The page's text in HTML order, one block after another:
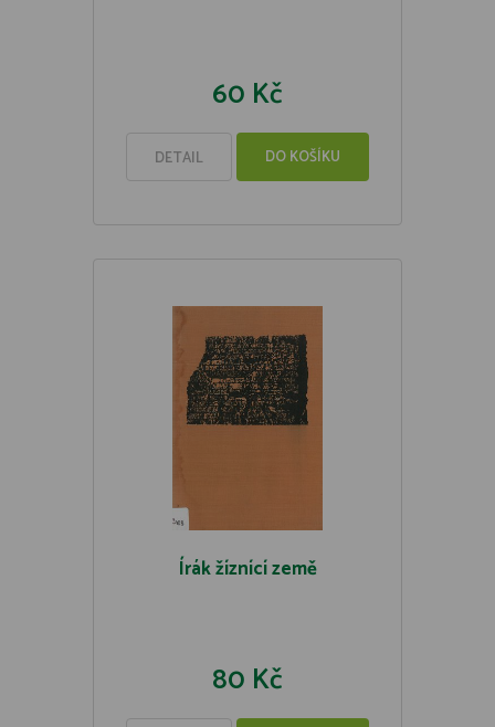
60 Kč
DETAIL DO KOŠÍKU
Írák žíznící země
80 Kč